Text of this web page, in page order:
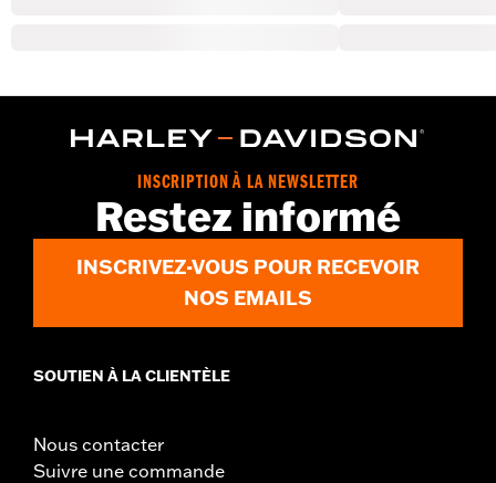
INSCRIPTION À LA NEWSLETTER
Restez informé
INSCRIVEZ-VOUS POUR RECEVOIR
NOS EMAILS
SOUTIEN À LA CLIENTÈLE
Nous contacter
Suivre une commande